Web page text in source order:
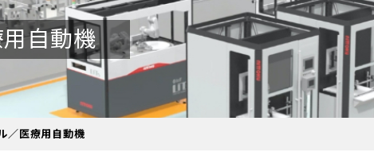
自動機
／医療用自動機